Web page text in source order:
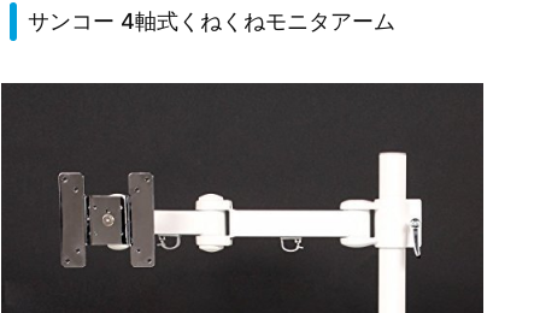
サンコー 4軸式くねくねモニタアーム